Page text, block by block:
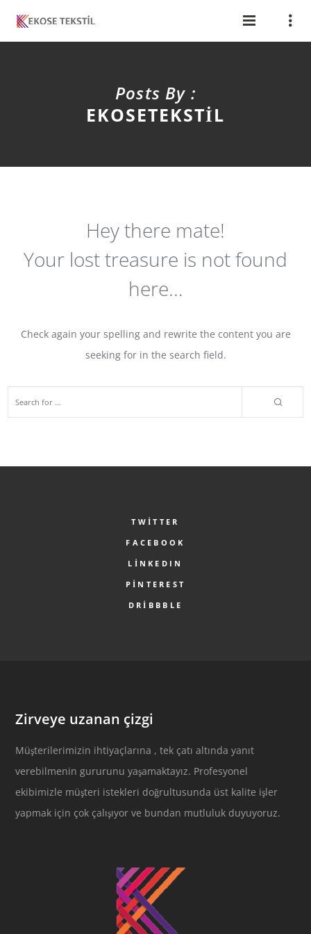
Posts By :
EKOSETEKSTIL
Hey there mate!
Your lost treasure is not found
here...
Check again your spelling and rewrite the content you are
seeking for in the search field.
TWITTER
FACEBOOK
LINKEDIN
PINTEREST
DRIBBBLE
Zirveye uzanan çizgi
Müşterilerimizin ihtiyaçlarına , tek çatı altında yanıt
verebilmenin gururunu yaşamaktayız. Profesyonel
ekibimizle müşteri istekleri doğrultusunda üst kalite işler
yapmak için çok çalışıyor ve bundan mutluluk duyuyoruz.